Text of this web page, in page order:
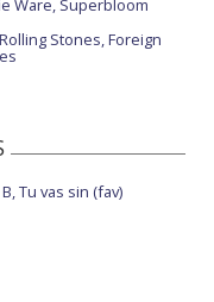
Ware, Superbloom
Stones, Foreign
Tu vas sin (fav)